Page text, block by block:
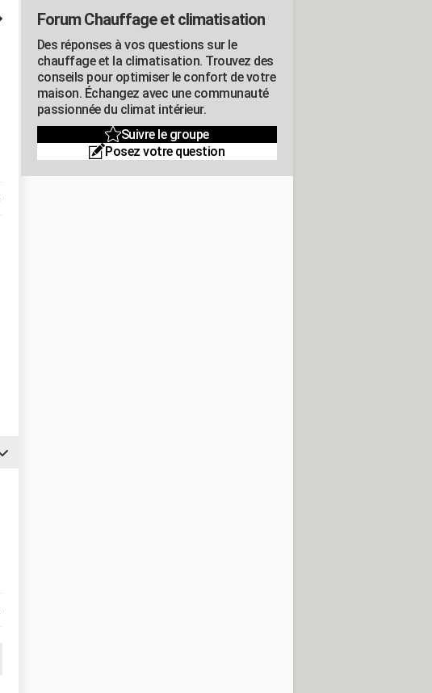
Forum Chauffage et climatisation
Des réponses à vos questions sur le
chauffage et la climatisation. Trouvez des
conseils pour optimiser le confort de votre
maison. Échangez avec une communauté
passionnée du climat intérieur.
Suivre le groupe
Posez votre question